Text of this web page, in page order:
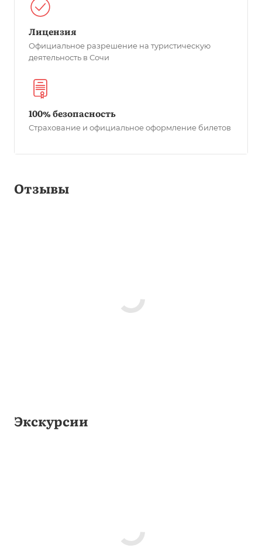
Лицензия
Официальное разрешение на туристическую
деятельность в Сочи
100% безопасность
Страхование и официальное оформление билетов
Отзывы
Экскурсии